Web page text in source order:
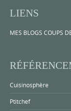
LIENS
MES BLOGS COUPS
Cuisinosphère
Ptitchef